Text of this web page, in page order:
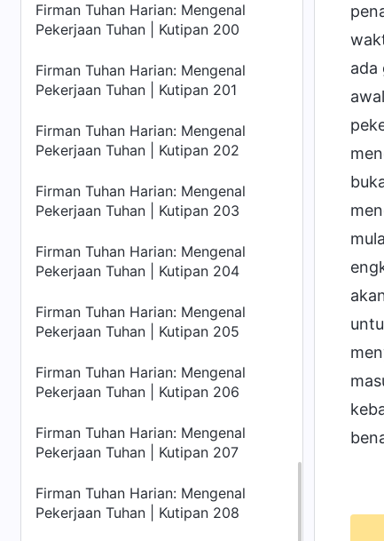
Firman Tuhan Harian: Mengenal
Pekerjaan Tuhan | Kutipan 200
Firman Tuhan Harian: Mengenal
Pekerjaan Tuhan | Kutipan 201
Firman Tuhan Harian: Mengenal
Pekerjaan Tuhan | Kutipan 202
Firman Tuhan Harian: Mengenal
Pekerjaan Tuhan | Kutipan 203
Firman Tuhan Harian: Mengenal
Pekerjaan Tuhan | Kutipan 204
Firman Tuhan Harian: Mengenal
Pekerjaan Tuhan | Kutipan 205
Firman Tuhan Harian: Mengenal
Pekerjaan Tuhan | Kutipan 206
Firman Tuhan Harian: Mengenal
Pekerjaan Tuhan | Kutipan 207
Firman Tuhan Harian: Mengenal
Pekerjaan Tuhan | Kutipan 208
ada